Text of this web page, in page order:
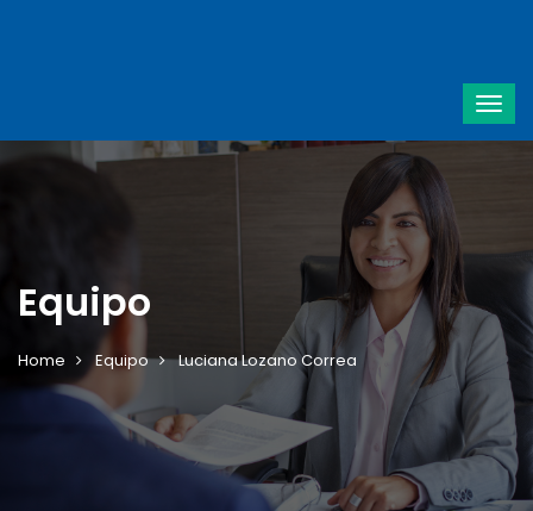
Equipo
Home Equipo Luciana Lozano Correa